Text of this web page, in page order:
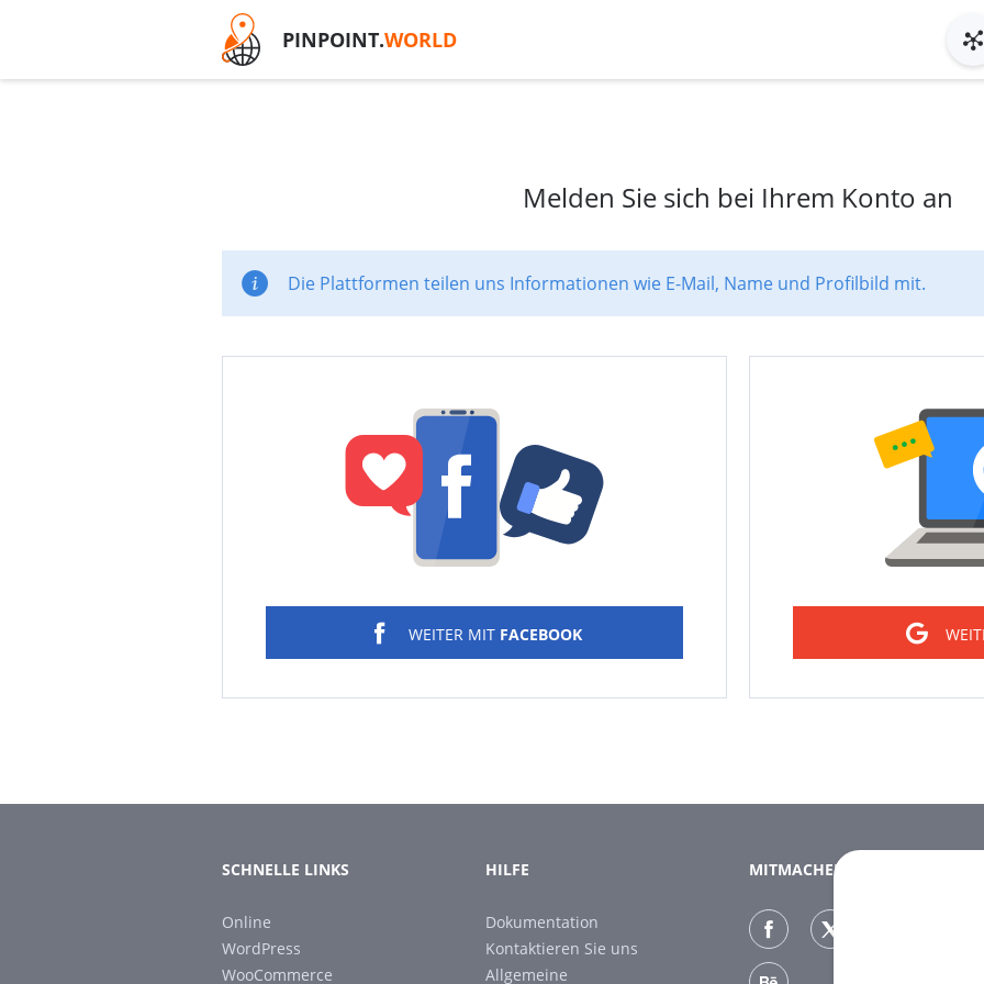
PINPOINT.WORLD
Melden Sie sich bei Ihrem Konto an
Die Plattformen teilen uns Informationen wie E-Mail, Name und Profilbild mit.
WEITER MIT FACEBOOK
SCHNELLE LINKS
Online
WordPress
WooCommerce
HILFE
Dokumentation
Kontaktieren Sie uns
Allgemeine
MITMACHEN